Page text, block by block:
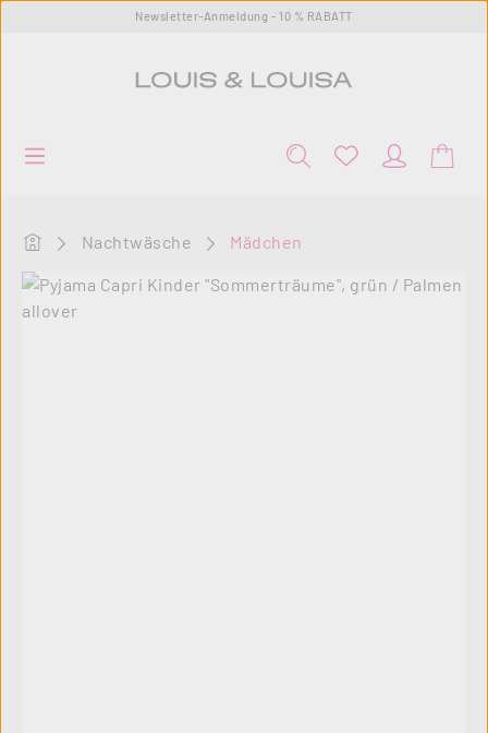
Zum Hauptinhalt springenNewsletter-Anmeldung - 10 % RABATT
Startseite
Nachtwäsche
Mädchen
Bildergalerie überspringen